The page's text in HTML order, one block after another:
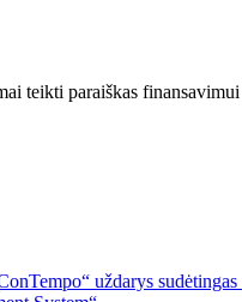
teikti paraiškas
uždarys